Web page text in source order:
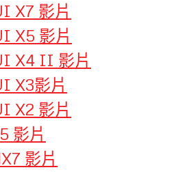
X7 影片
X5 影片
X4 II 影片
X3影片
X2 影片
影片
影片